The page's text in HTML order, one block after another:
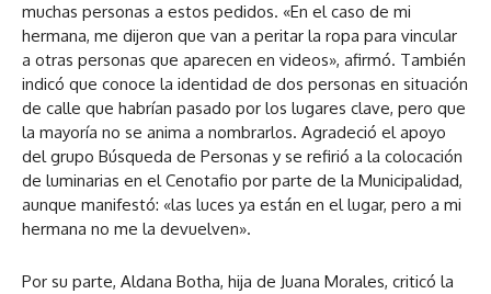
muchas personas a estos pedidos. «En el caso de mi
hermana, me dijeron que van a peritar la ropa para vincular
a otras personas que aparecen en videos», afirmó. También
indicó que conoce la identidad de dos personas en situación
de calle que habrían pasado por los lugares clave, pero que
la mayoría no se anima a nombrarlos. Agradeció el apoyo
del grupo Búsqueda de Personas y se refirió a la colocación
de luminarias en el Cenotafio por parte de la Municipalidad,
aunque manifestó: «las luces ya están en el lugar, pero a mi
hermana no me la devuelven».
Por su parte, Aldana Botha, hija de Juana Morales, criticó la